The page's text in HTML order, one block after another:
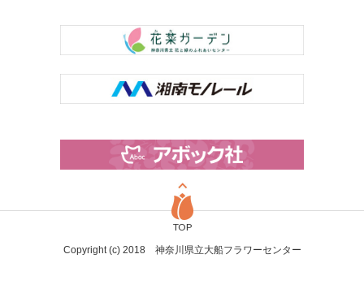
TOP
Copyright (c) 2018 神奈川県立大船フラワーセンター